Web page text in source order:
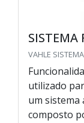
SISTEMA
VAHLE
utilizado
um sistema
composto